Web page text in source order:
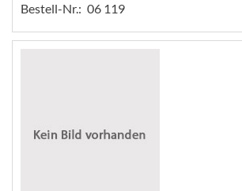
Bestell-Nr.: 06 119